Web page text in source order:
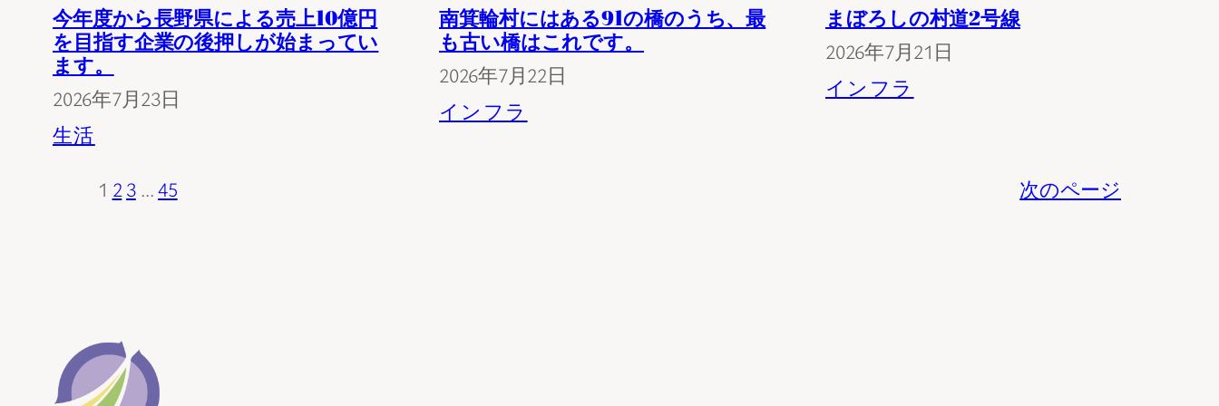
今年度から長野県による売上10億円
を目指す企業の後押しが始まってい
ます。
2026年7月23日
生活
南箕輪村にはある91の橋のうち、最
も古い橋はこれです。
2026年7月22日
インフラ
まぼろしの村道2号線
2026年7月21日
インフラ
1 23 …45 次のページ